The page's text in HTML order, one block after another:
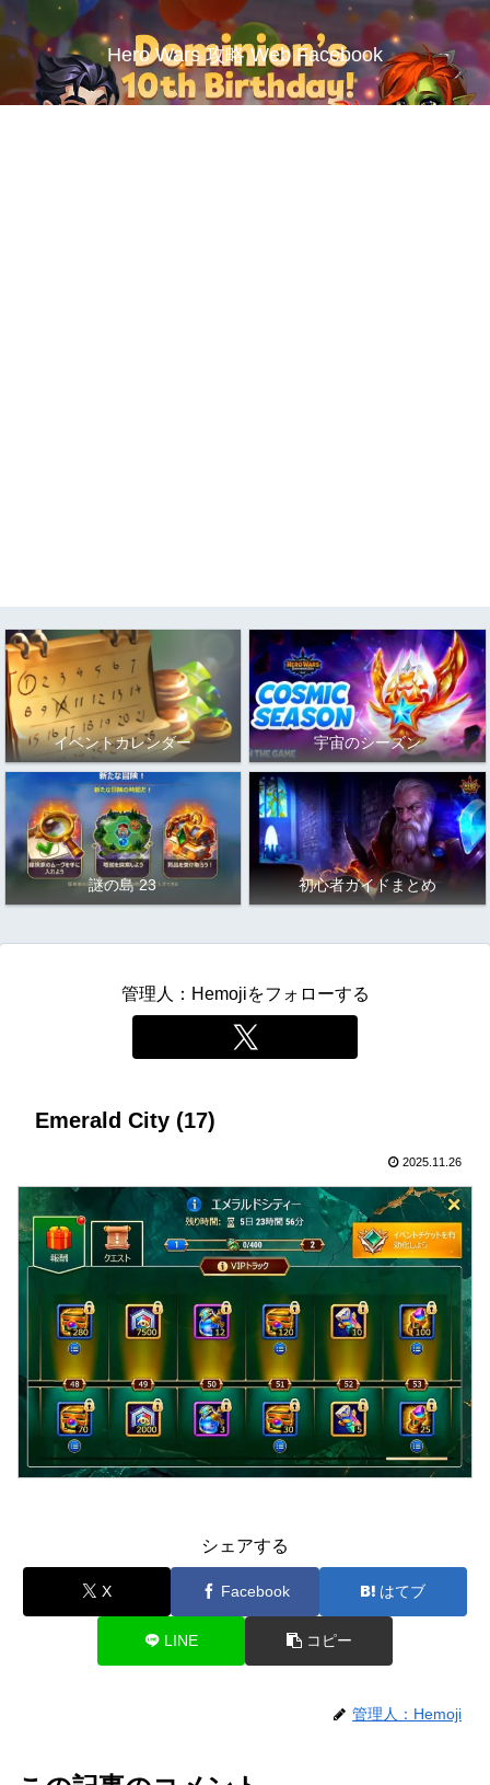
Hero Wars 攻略 Web Facebook
イベントカレンダー 宇宙のシーズン
謎の島 23 初心者ガイドまとめ
管理人：Hemojiをフォローする
Emerald City (17)
2025.11.26
シェアする
X Facebook はてブ
LINE コピー
管理人：Hemoji